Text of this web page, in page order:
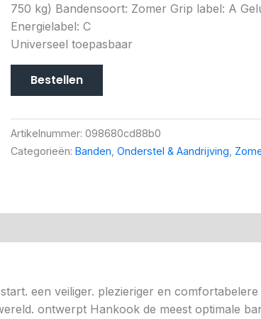
750 kg) Bandensoort: Zomer Grip label: A
Energielabel: C
Universeel toepasbaar
Bestellen
Artikelnummer: 098680cd88b0
Categorieën: Banden Onderstel & Aandrijving
een veiliger. plezieriger en
ontwerpt Hankook de meest optimale